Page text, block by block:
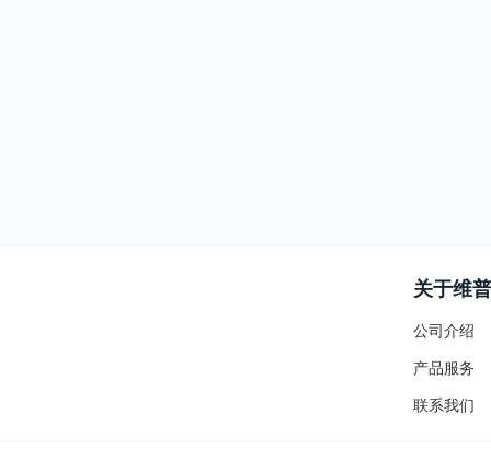
关于维普
公司介绍
产品服务
联系我们